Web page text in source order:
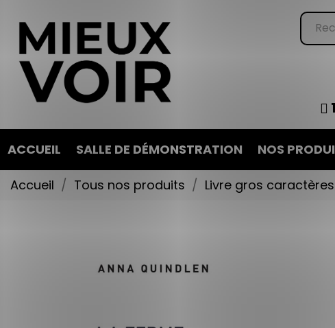
ACCUEIL SALLE DE DÉMONSTRATION NOS
Accueil Tous nos produits Livre gros caractères